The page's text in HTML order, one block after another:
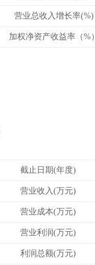
营业总收入增长率(%)
加权净资产收益率（%）
截止日期(年度)
营业收入(万元)
营业成本(万元)
营业利润(万元)
利润总额(万元)